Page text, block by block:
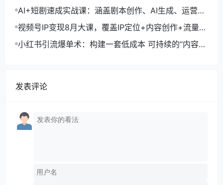
单月变现10万+秘籍
AI+短剧速成实战课：涵盖剧本创作、AI生成、运营变
现，单部剧收益破万
视频号IP变现8月大课，覆盖IP定位+内容创作+流量获
取+合规运营+商业转化
小红书引流爆单术：构建一套低成本 可持续的“内容-
发表评论